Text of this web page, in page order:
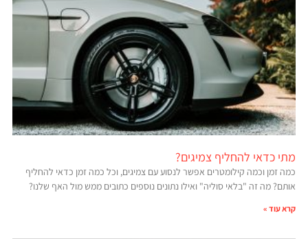
מתי כדאי להחליף צמיגים?
כמה זמן וכמה קילומטרים אפשר לנסוע עם צמיגים, וכל כמה זמן כדאי להחליף
אותם? מה זה "בלאי סוליה" ואילו נתונים נוספים כתובים ממש מול האף שלנו?
קרא עוד »